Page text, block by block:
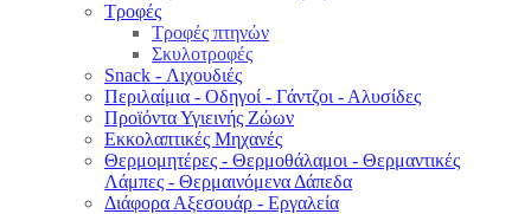
Τροφές
Τροφές πτηνών
Σκυλοτροφές
Snack - Λιχουδιές
Περιλαίμια - Οδηγοί - Γάντζοι - Αλυσίδες
Προϊόντα Υγιεινής Ζώων
Εκκολαπτικές Μηχανές
Θερμομητέρες - Θερμοθάλαμοι - Θερμαντικές
Λάμπες - Θερμαινόμενα Δάπεδα
Διάφορα Αξεσουάρ - Εργαλεία